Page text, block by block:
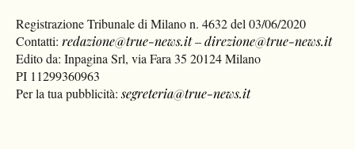
Registrazione Tribunale di Milano n. 4632 del 03/06/2020
Contatti:redazione@true-news.it–direzione@true-news.it
Edito da: Inpagina Srl, via Fara 35 20124 Milano
PI 11299360963
Per la tua pubblicità:segreteria@true-news.it